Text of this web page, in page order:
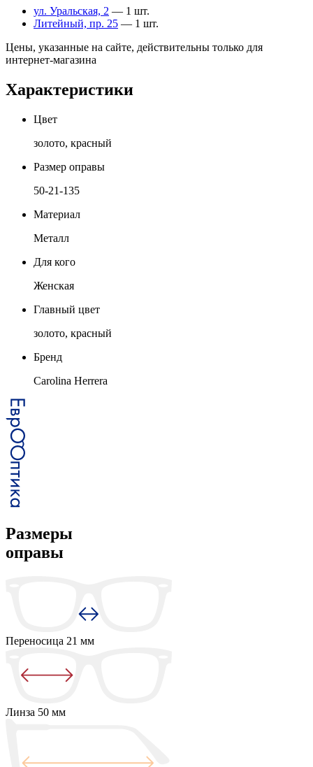
ул. Уральская, 2 — 1 шт.
Литейный, пр. 25 — 1 шт.
Цены, указанные на сайте, действительны только для
интернет-магазина
Характеристики
Цвет
золото, красный
Размер оправы
50-21-135
Материал
Металл
Для кого
Женская
Главный цвет
золото, красный
Бренд
Carolina Herrera
Размеры
оправы
Переносица 21 мм
Линза 50 мм